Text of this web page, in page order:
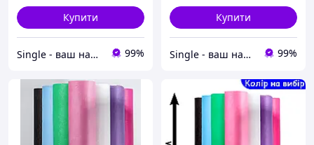
Купити
Single - ваш надійний партнер! 99%
Купити
Single - ваш надійний партнер! 99%